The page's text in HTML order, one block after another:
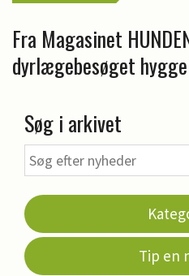
Fra Magasinet
dyrlægebesøget
Søg i arkivet
Tip en